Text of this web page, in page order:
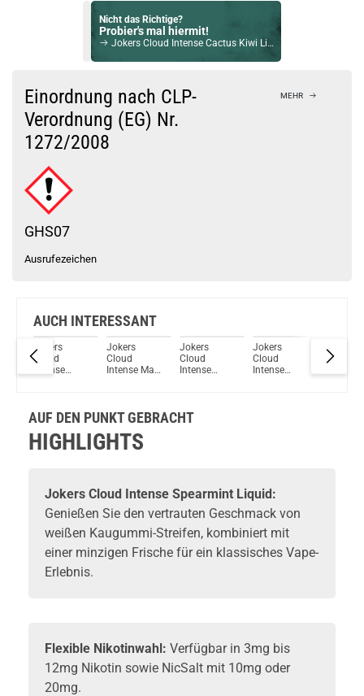
Nicht das Richtige?
Probier's mal hiermit!
Jokers Cloud Intense Cactus Kiwi Liquid 12mg / 10ml
Check das mal!
Jokers Cloud Intense Raspberry Liquid 12mg / 10ml
Du willst Kröten sparen?
Schau mal hier!
Einordnung nach CLP-
Verordnung (EG) Nr.
1272/2008
MEHR
GHS07
Ausrufezeichen
AUCH INTERESSANT
Jokers
Cloud
Intense
Jokers
Cloud
Intense Mad
Jokers
Cloud
Intense
Jokers
Cloud
Intense
Jokers
Cloud
AUF DEN PUNKT GEBRACHT
HIGHLIGHTS
Jokers Cloud Intense Spearmint Liquid:
Genießen Sie den vertrauten Geschmack von
weißen Kaugummi-Streifen, kombiniert mit
einer minzigen Frische für ein klassisches Vape-
Erlebnis.
Flexible Nikotinwahl: Verfügbar in 3mg bis
12mg Nikotin sowie NicSalt mit 10mg oder
20mg.